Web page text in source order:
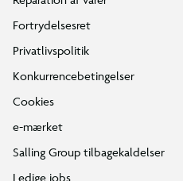
Fortrydelsesret
Privatlivspolitik
Konkurrencebetingelser
Cookies
e-mærket
Salling Group tilbagekaldelser
Ledige jobs